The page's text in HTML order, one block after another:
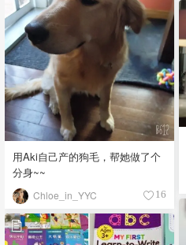
用Aki自己产的狗毛，帮她做了个
分身~~
Chloe_in_YYC 16